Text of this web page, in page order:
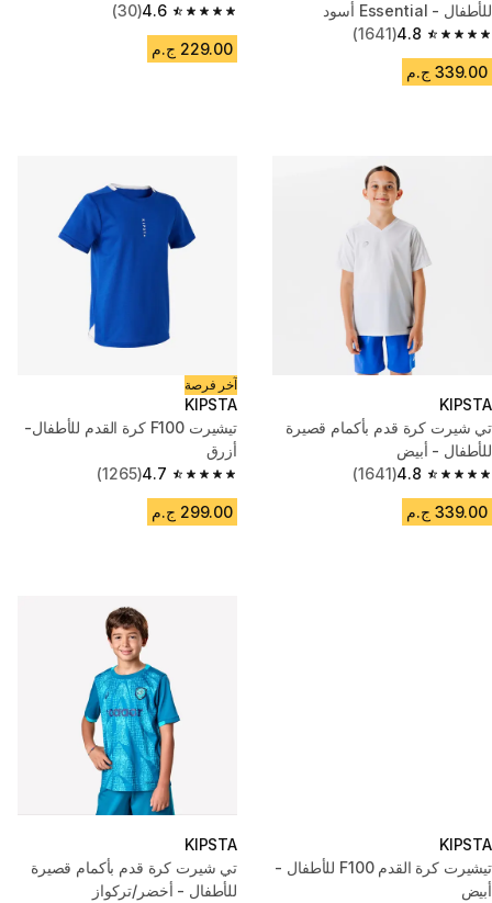
للأطفال - Essential أسود
4.8
4.8 out of 5 stars from 1641 reviews
(1641)
339.00 ج.م
4.6
4.6 out of 5 stars from 30 reviews
(30)
229.00 ج.م
KIPSTA
تي شيرت كرة قدم بأكمام قصيرة
للأطفال - أبيض
4.8
4.8 out of 5 stars from 1641 reviews
(1641)
339.00 ج.م
آخر فرصة
KIPSTA
تيشيرت F100 كرة القدم للأطفال-
أزرق
4.7
4.7 out of 5 stars from 1265 reviews
(1265)
299.00 ج.م
KIPSTA
تيشيرت كرة القدم F100 للأطفال -
أبيض
KIPSTA
تي شيرت كرة قدم بأكمام قصيرة
للأطفال - أخضر/تركواز